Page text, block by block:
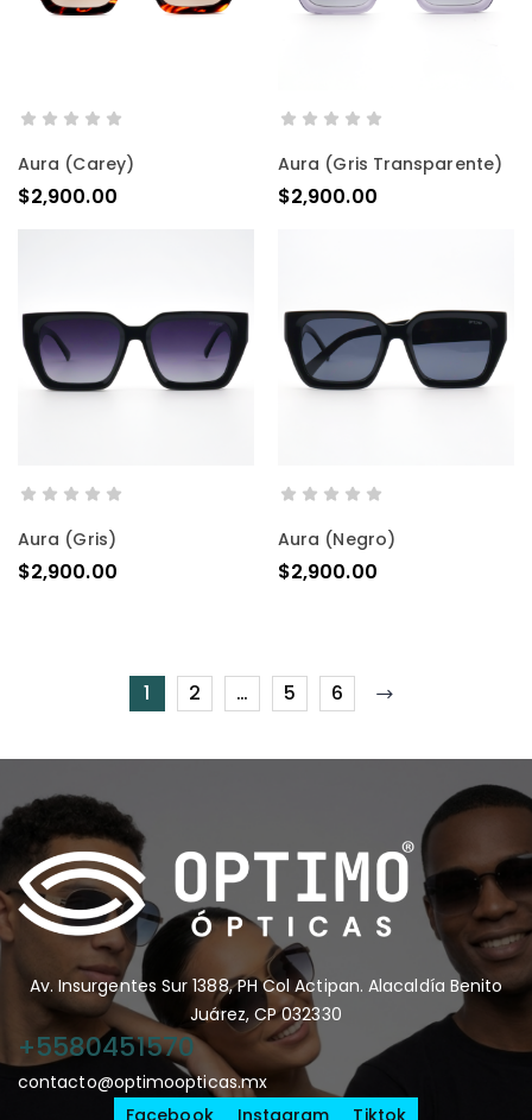
AÑADIR AL CARRITO
Aura (carey)
$2,900.00
AÑADIR AL CARRITO
Aura (gris Transparente)
$2,900.00
AÑADIR AL CARRITO
Aura (gris)
$2,900.00
AÑADIR AL CARRITO
Aura (negro)
$2,900.00
1 2 … 5 6
Av. Insurgentes Sur 1388, PH Col Actipan. Alacaldía Benito
Juárez, CP 032330
+5580451570
contacto@optimoopticas.mx